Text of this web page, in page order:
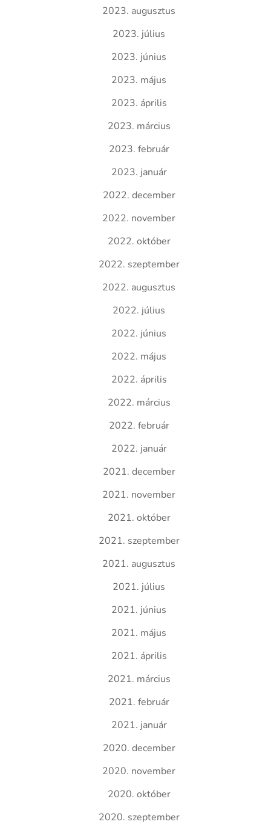
2023. augusztus
2023. július
2023. június
2023. május
2023. április
2023. március
2023. február
2023. január
2022. december
2022. november
2022. október
2022. szeptember
2022. augusztus
2022. július
2022. június
2022. május
2022. április
2022. március
2022. február
2022. január
2021. december
2021. november
2021. október
2021. szeptember
2021. augusztus
2021. július
2021. június
2021. május
2021. április
2021. március
2021. február
2021. január
2020. december
2020. november
2020. október
2020. szeptember